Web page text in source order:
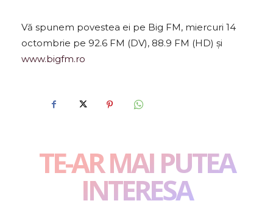
Vă spunem povestea ei pe Big FM, miercuri 14
octombrie pe 92.6 FM (DV), 88.9 FM (HD) și
www.bigfm.ro
TE-AR MAI PUTEA
INTERESA